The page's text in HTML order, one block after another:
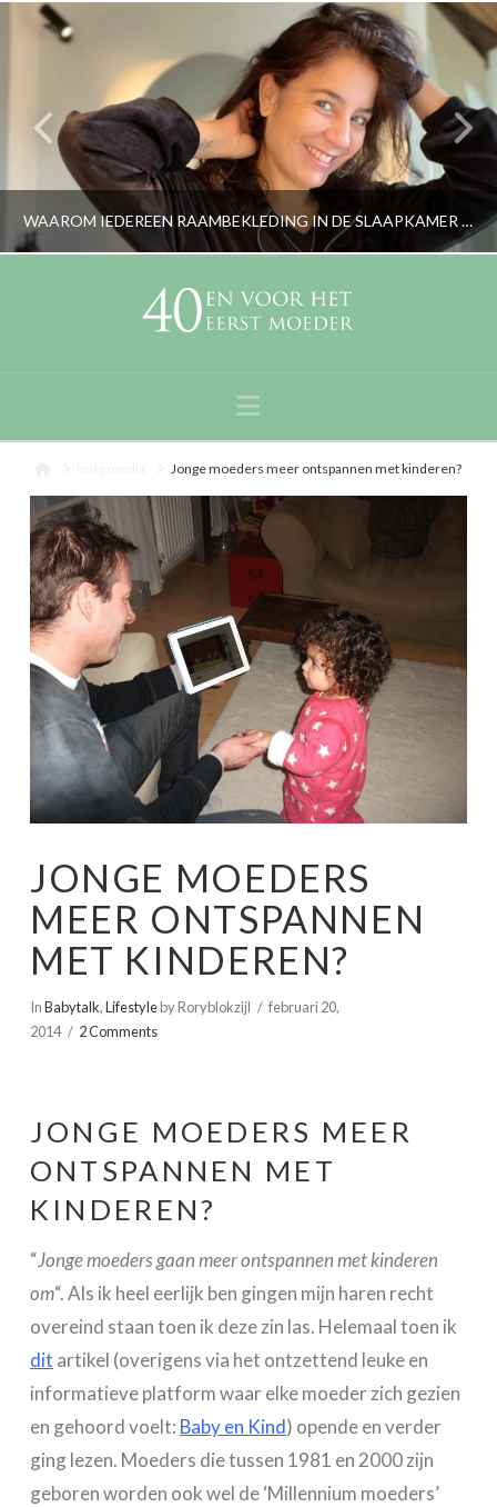
WAAROM IEDEREEN RAAMBEKLEDING IN DE SLAAPKAMER MOET HEBBEN
RORYBLOKZIJL
Navigation
Jonge moeders meer ontspannen met kinderen?
JONGE MOEDERS
MEER ONTSPANNEN
MET KINDEREN?
InBabytalk,Lifestyleby Roryblokzijl
februari 20,
2014
2 Comments
JONGE MOEDERS MEER
ONTSPANNEN MET
KINDEREN?
“Jonge moeders gaan meer ontspannen met kinderen
om“. Als ik heel eerlijk ben gingen mijn haren recht
overeind staan toen ik deze zin las. Helemaal toen ik
dit artikel (overigens via het ontzettend leuke en
informatieve platform waar elke moeder zich gezien
en gehoord voelt: Baby en Kind) opende en verder
ging lezen. Moeders die tussen 1981 en 2000 zijn
geboren worden ook wel de ‘Millennium moeders’